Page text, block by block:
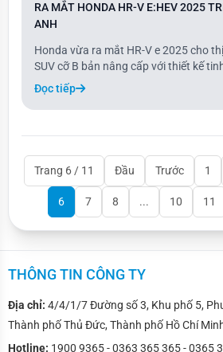
RA MẮT HONDA HR-V E:HEV 2025
ANH
Honda vừa ra mắt HR-V e 2025 cho
SUV cỡ B bản nâng cấp với thiết kế
thừa hưởng thiết kế từ mẫu Vezel tại
Đọc tiếp
Trang 6 / 11 Đầu Trước 1
6 7 8 ... 10 11
THÔNG TIN CÔNG TY
Địa chỉ: 4/4/1/7 Đường số 3, Khu phố 5,
Thành phố Thủ Đức, Thành phố Hồ Chí
Hotline: 1900 9365 - 0363 365 365 - 0365